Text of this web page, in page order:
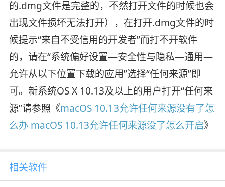
的.dmg文件是完整的，不然打开文件的时候也会
出现文件损坏无法打开），在打开.dmg文件的时
候提示“来自不受信用的开发者”而打不开软件
的，请在“系统偏好设置—安全性与隐私—通用—
允许从以下位置下载的应用”选择“任何来源”即
可。新系统OS X 10.13及以上的用户打开“任何来
源”请参照《macOS 10.13允许任何来源没有了怎
么办 macOS 10.13允许任何来源没了怎么开启》
相关软件